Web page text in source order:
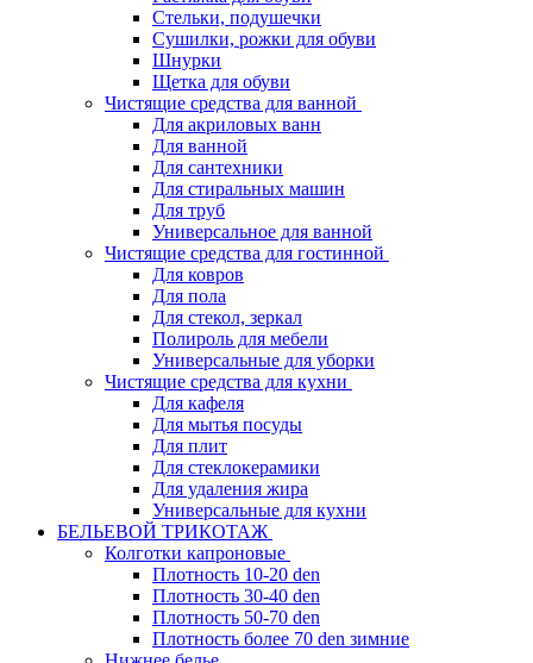
Стельки, подушечки
Сушилки, рожки для обуви
Шнурки
Щетка для обуви
Чистящие средства для ванной
Для акриловых ванн
Для ванной
Для сантехники
Для стиральных машин
Для труб
Универсальное для ванной
Чистящие средства для гостинной
Для ковров
Для пола
Для стекол, зеркал
Полироль для мебели
Универсальные для уборки
Чистящие средства для кухни
Для кафеля
Для мытья посуды
Для плит
Для стеклокерамики
Для удаления жира
Универсальные для кухни
БЕЛЬЕВОЙ ТРИКОТАЖ
Колготки капроновые
Плотность 10-20 den
Плотность 30-40 den
Плотность 50-70 den
Плотность более 70 den зимние